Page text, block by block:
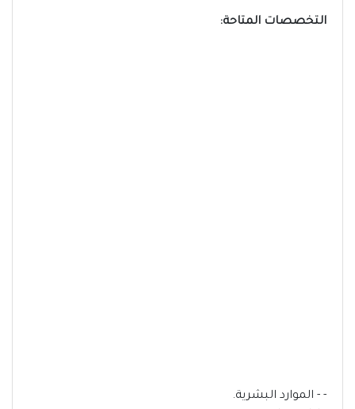
التخصصات المتاحة:
- - الموارد البشرية.